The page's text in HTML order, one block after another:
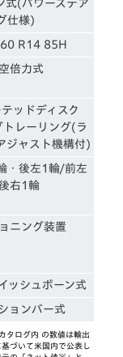
式(パワーステア
仕様)
R14 85H
倍力式
ッドディスク
レーリング(ラ
ジャスト機構付)
・後左1輪/前左
右1輪
ニング装置
ッシュボーン式
ョンバー式
タログ内 の数値は輸出
づいて米国内で公表し